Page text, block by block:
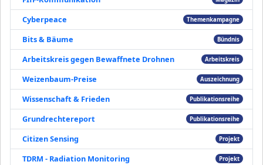
Cyberpeace Themenkampagne
Bits & Bäume Bündnis
Arbeitskreis gegen Bewaffnete Drohnen Arbeitskreis
Weizenbaum-Preise Auszeichnung
Wissenschaft & Frieden Publikationsreihe
Grundrechtereport Publikationsreihe
Citizen Sensing Projekt
TDRM - Radiation Monitoring Projekt